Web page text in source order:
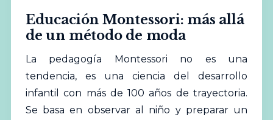
Educación Montessori: más allá
de un método de moda
La pedagogía Montessori no es una
tendencia, es una ciencia del desarrollo
infantil con más de 100 años de trayectoria.
Se basa en observar al niño y preparar un